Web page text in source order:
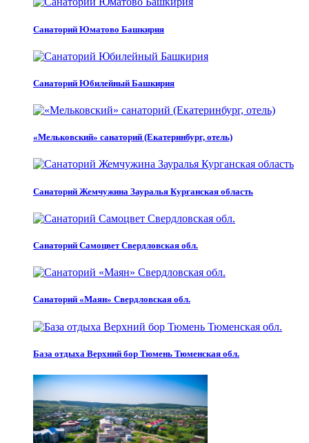
Санаторий Юматово Башкирия
Санаторий Юбилейный Башкирия
«Мельковский» санаторий (Екатеринбург, отель)
Санаторий Жемчужина Зауралья Курганская область
Санаторий Самоцвет Свердловская обл.
Санаторий «Маян» Свердловская обл.
База отдыха Верхний бор Тюмень Тюменская обл.